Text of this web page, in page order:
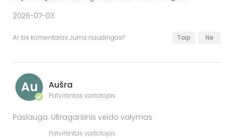
2026-07-03
Ar šis komentaras Jums naudingas? Taip Ne
Au
✔
Aušra
Patvirtintas vartotojas
Paslauga: Ultragarsinis veido valymas
Patvirtintas vartotojas